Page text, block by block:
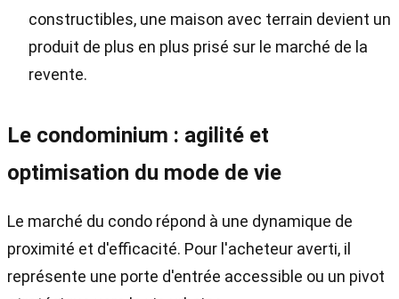
constructibles, une maison avec terrain devient un
produit de plus en plus prisé sur le marché de la
revente.
Le condominium : agilité et
optimisation du mode de vie
Le marché du condo répond à une dynamique de
proximité et d'efficacité. Pour l'acheteur averti, il
représente une porte d'entrée accessible ou un pivot